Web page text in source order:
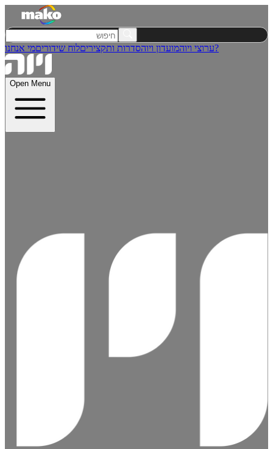
ערוצי ויוהמועדון ויוהסדרות ותקציריםלוח שידורים מי אנחנו?
Open Menu